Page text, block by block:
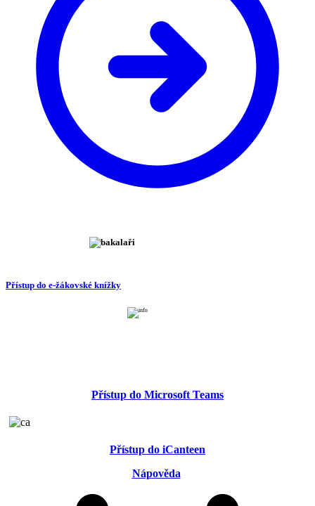
Přístup do e-žákovské knížky
Přístup do Microsoft Teams
Přístup do iCanteen
Nápověda